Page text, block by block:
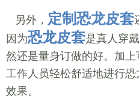
另外， 定制恐龙皮套
因为恐龙皮套是真人穿
然还是量身订做的好。加
工作人员轻松舒适地进行
效果。